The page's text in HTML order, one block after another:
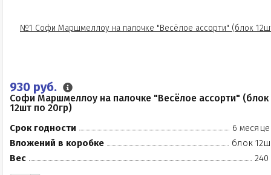
930 руб.
Софи Маршмеллоу на палочке "Весёлое ассорти" (блок
12шт по 20гр)
Срок годности
6
Вложений в коробке
блок
Вес
240